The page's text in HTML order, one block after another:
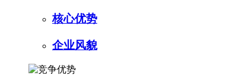
核心优势
企业风貌